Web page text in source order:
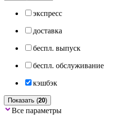
экспресс
доставка
беспл. выпуск
беспл. обслуживание
кэшбэк
Показать (20)
Все параметры